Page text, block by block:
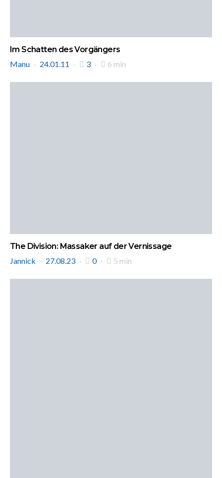
Im Schatten des Vorgängers
Manu
24.01.11 3 6 min
The Division: Massaker auf der Vernissage
Jannick
27.08.23 0 5 min